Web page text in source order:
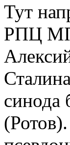
Тут
РПЦ МП.
синода